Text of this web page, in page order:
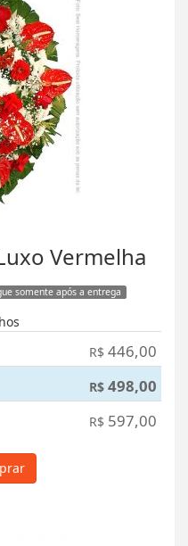
Vermelha
somente após a entrega
R$ 446,00
R$ 498,00
R$ 597,00